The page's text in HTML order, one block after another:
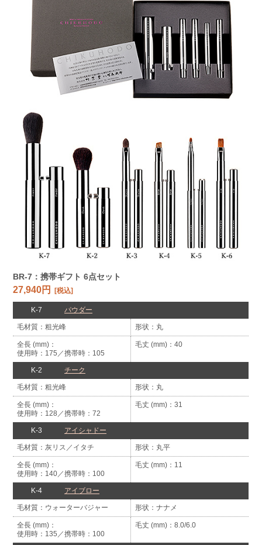
BR-7：携帯ギフト 6点セット
27,940円 [税込]
K-7 パウダー
粗光峰 丸
使用時：175 携帯時：105
40
K-2 チーク
粗光峰 丸
使用時：128 携帯時：72
31
K-3 アイシャドー
灰リス／イタチ 丸平
使用時：140 携帯時：100
11
K-4 アイブロー
ウォーターバジャー ナナメ
使用時：135 携帯時：100
8.0/6.0